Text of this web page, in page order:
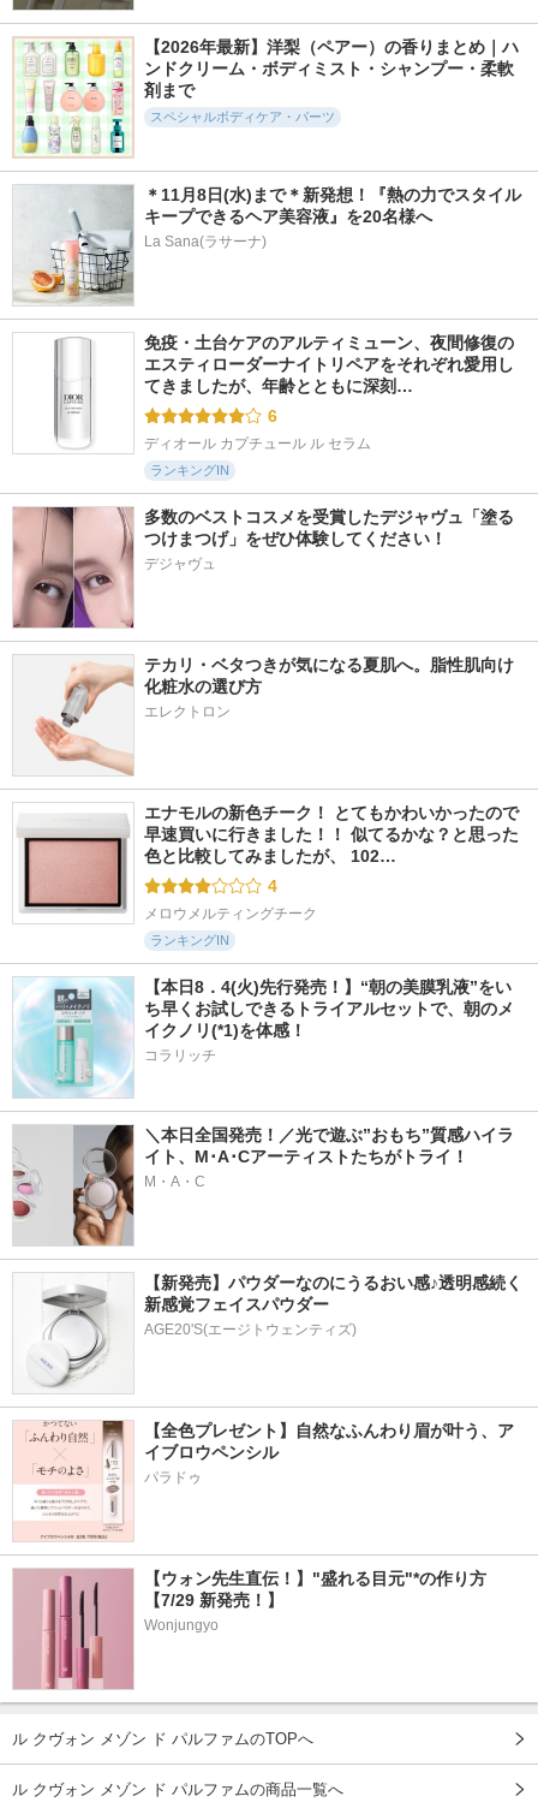
【2026年最新】洋梨（ペアー）の香りまとめ｜ハ
ンドクリーム・ボディミスト・シャンプー・柔軟
剤まで
スペシャルボディケア・パーツ
＊11月8日(水)まで＊新発想！『熱の力でスタイル
キープできるヘア美容液』を20名様へ
La Sana(ラサーナ)
免疫・土台ケアのアルティミューン、夜間修復の
エスティローダーナイトリペアをそれぞれ愛用し
てきましたが、年齢とともに深刻…
6
ディオール カプチュール ル セラム
ランキングIN
多数のベストコスメを受賞したデジャヴュ「塗る
つけまつげ」をぜひ体験してください！
デジャヴュ
テカリ・ベタつきが気になる夏肌へ。脂性肌向け
化粧水の選び方
エレクトロン
エナモルの新色チーク！ とてもかわいかったので
早速買いに行きました！！ 似てるかな？と思った
色と比較してみましたが、 102…
4
メロウメルティングチーク
ランキングIN
【本日8．4(火)先行発売！】“朝の美膜乳液”をい
ち早くお試しできるトライアルセットで、朝のメ
イクノリ(*1)を体感！
コラリッチ
＼本日全国発売！／光で遊ぶ”おもち”質感ハイラ
イト、M･A･Cアーティストたちがトライ！
M・A・C
【新発売】パウダーなのにうるおい感♪透明感続く
新感覚フェイスパウダー
AGE20'S(エージトウェンティズ)
【全色プレゼント】自然なふんわり眉が叶う、ア
イブロウペンシル
パラドゥ
【ウォン先生直伝！】"盛れる目元"*の作り方
【7/29 新発売！】
Wonjungyo
ル クヴォン メゾン ド パルファムのTOPへ
ル クヴォン メゾン ド パルファムの商品一覧へ